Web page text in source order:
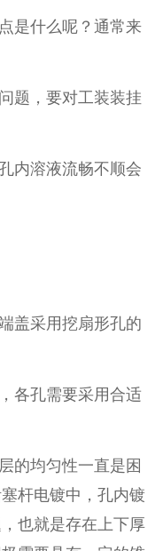
是什么呢？通常来
题 ，要对工装装挂
内溶液流畅不顺会
盖采用挖扇形孔的
， 各孔需要采用合适
的均匀性一直是困
杆电镀中， 孔内镀
，也就是存在上下厚